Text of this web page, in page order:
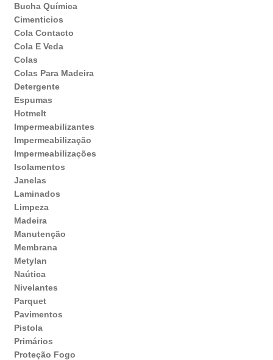
Bucha Química
Cimenticios
Cola Contacto
Cola E Veda
Colas
Colas Para Madeira
Detergente
Espumas
Hotmelt
Impermeabilizantes
Impermeabilização
Impermeabilizações
Isolamentos
Janelas
Laminados
Limpeza
Madeira
Manutenção
Membrana
Metylan
Naútica
Nivelantes
Parquet
Pavimentos
Pistola
Primários
Proteção Fogo